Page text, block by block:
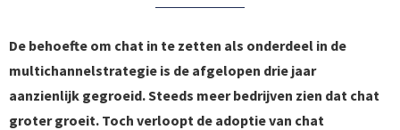
De behoefte om chat in te zetten als onderdeel in de
multichannelstrategie is de afgelopen drie jaar
aanzienlijk gegroeid. Steeds meer bedrijven zien dat chat
groter groeit. Toch verloopt de adoptie van chat